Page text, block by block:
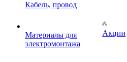
Кабель, провод
Материалы для
электромонтажа
Акции